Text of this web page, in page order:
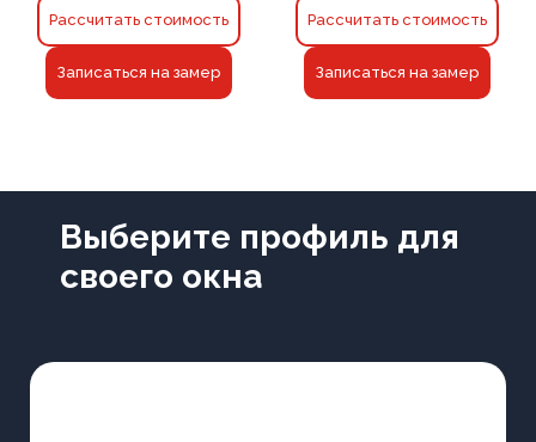
Рассчитать стоимость
Записаться на замер
Рассчитать стоимость
Записаться на замер
Выберите профиль для
своего окна